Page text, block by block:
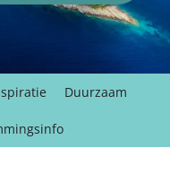
Duurzaam